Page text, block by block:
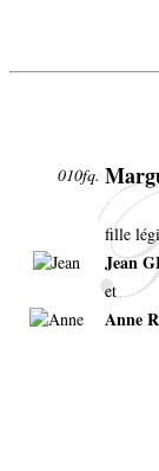
010fq.
fille
Jean
et
Anne